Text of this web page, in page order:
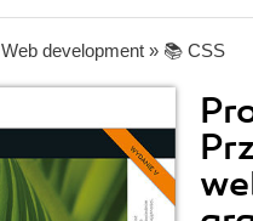
Web development » 📚 CSS